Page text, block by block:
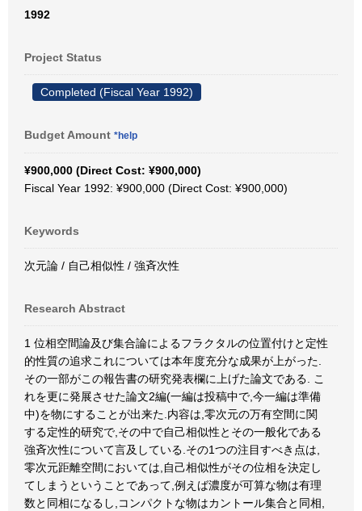
1992
Project Status
Completed (Fiscal Year 1992)
Budget Amount *help
¥900,000 (Direct Cost: ¥900,000)
Fiscal Year 1992: ¥900,000 (Direct Cost: ¥900,000)
Keywords
次元論 / 自己相似性 / 強斉次性
Research Abstract
1 位相空間論及び集合論によるフラクタルの位置付けと定性
的性質の追求これについては本年度充分な成果が上がった.
その一部がこの報告書の研究発表欄に上げた論文である. こ
れを更に発展させた論文2編(一編は投稿中で,今一編は準備
中)を物にすることが出来た.内容は,零次元の万有空間に関
する定性的研究で,その中で自己相似性とその一般化である
強斉次性について言及している.その1つの注目すべき点は,
零次元距離空間においては,自己相似性がその位相を決定し
てしまうということであって,例えば濃度が可算な物は有理
数と同相になるし,コンパクトな物はカントール集合と同相,